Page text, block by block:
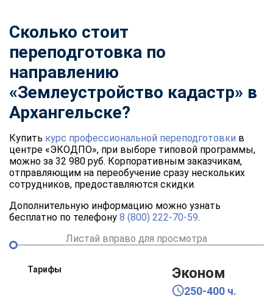
Сколько стоит
переподготовка по
направлению
«Землеустройство кадастр» в
Архангельске?
Купить курс профессиональной переподготовки в
центре «ЭКОДПО», при выборе типовой программы,
можно за 32 980 руб. Корпоративным заказчикам,
отправляющим на переобучение сразу нескольких
сотрудников, предоставляются скидки.
Дополнительную информацию можно узнать
бесплатно по телефону 8 (800) 222-70-59.
Листай вправо для просмотра
Тарифы Эконом
250-400 ч.